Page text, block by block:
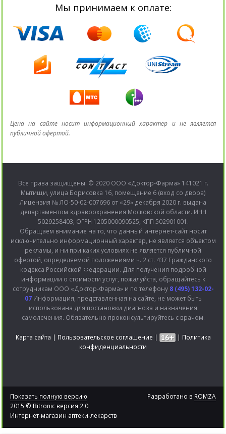
Мы принимаем к оплате:
Цена на сайте носит информационный характер и не является
публичной офертой.
Все права защищены. © 2020 ООО «Доктор-Фарма» 141021 г.
Мытищи, улица Борисовка 16, помещение 6 (вход со двора)
Лицензия № ЛО-50-02-007696 от «29» декабря 2020 г. выдана
департаментом здравоохранения Московской области. ИНН
5029258403, ОГРН 1205000090525, КПП 502901001.
Обращаем внимание на то, что данный интернет-сайт носит
исключительно информационный характер, не является объектом
рекламы, и ни при каких условиях не является публичной
офертой, определяемой положениями ч. 2 ст. 437 Гражданского
кодекса Российской Федерации. Для получения подробной
информации о стоимости услуг, пожалуйста, обращайтесь к
сотрудникам ООО «Доктор-Фарма» и по телефону 8 (495) 132-02-
07Информация, представленная на сайте, не может быть
использована для постановки диагноза и назначения
самолечения. Обязательно проконсультируйтесь с врачом.
Карта сайта | Пользовательское соглашение | | Политика
конфиденциальности
Показать полную версию
2015 © Bitronic версия 2.0
Интернет-магазин аптеки-лекарств
Разработано в ROMZA